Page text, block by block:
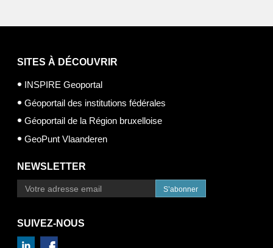
SITES À DÉCOUVRIR
INSPIRE Geoportal
Géoportail des institutions fédérales
Géoportail de la Région bruxelloise
GeoPunt Vlaanderen
NEWSLETTER
S’abonner
SUIVEZ-NOUS